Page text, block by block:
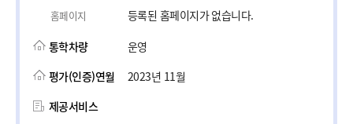
홈페이지
등록된 홈페이지가 없습니다.
통학차량
운영
평가(인증)연월
2023년 11월
제공서비스